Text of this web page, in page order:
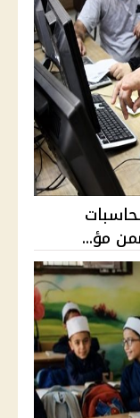
الحاسبات
مؤ...